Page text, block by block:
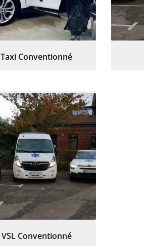
Taxi Conventionné
VSL Conventionné